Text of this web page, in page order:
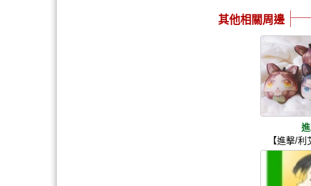
其他相關周邊
【進擊/